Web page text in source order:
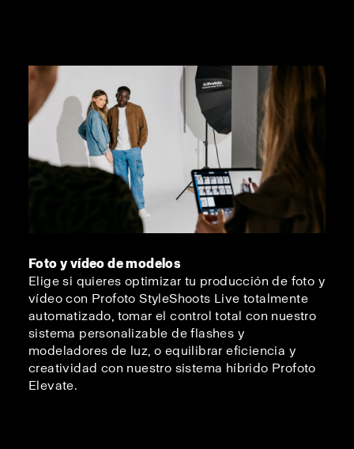
Foto y vídeo de modelos
Elige si quieres optimizar tu producción de foto y
vídeo con Profoto StyleShoots Live totalmente
automatizado, tomar el control total con nuestro
sistema personalizable de flashes y
modeladores de luz, o equilibrar eficiencia y
creatividad con nuestro sistema híbrido Profoto
Elevate.